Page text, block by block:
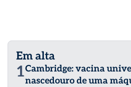
Em alta
1Cambridge: vacina
nascedouro de uma